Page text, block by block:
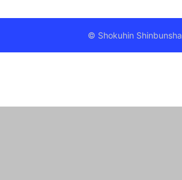
© Shokuhin Shinbunsha